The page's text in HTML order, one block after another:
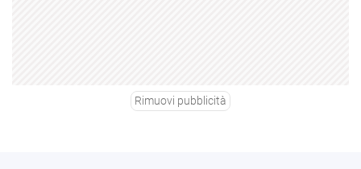
Rimuovi pubblicità